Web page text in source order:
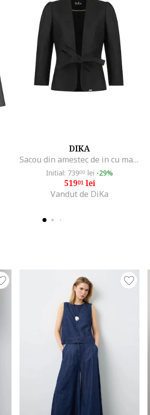
DIKA
Sacou din amestec de in cu maneci trei sferturi, Negru
Initial: 73900 lei -29%
51901lei
Vandut de DiKa